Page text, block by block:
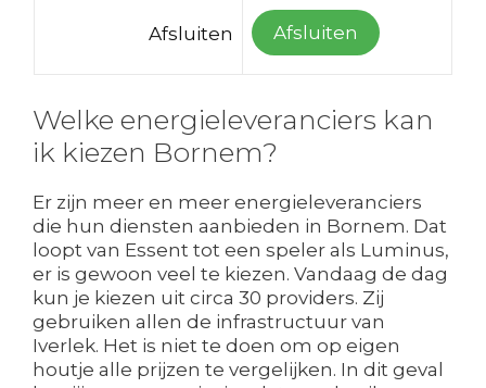
Afsluiten Afsluiten
Welke energieleveranciers kan
ik kiezen Bornem?
Er zijn meer en meer energieleveranciers
die hun diensten aanbieden in Bornem. Dat
loopt van Essent tot een speler als Luminus,
er is gewoon veel te kiezen. Vandaag de dag
kun je kiezen uit circa 30 providers. Zij
gebruiken allen de infrastructuur van
Iverlek. Het is niet te doen om op eigen
houtje alle prijzen te vergelijken. In dit geval